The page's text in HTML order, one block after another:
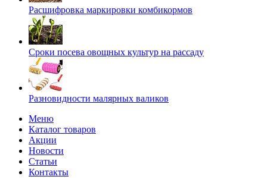
Расшифровка маркировки комбикормов
Сроки посева овощных культур на рассаду
Разновидности малярных валиков
Меню
Каталог товаров
Акции
Новости
Статьи
Контакты